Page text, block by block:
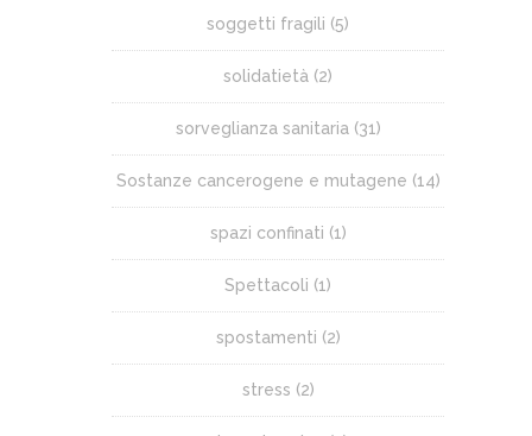
soggetti fragili (5)
solidatietà (2)
sorveglianza sanitaria (31)
Sostanze cancerogene e mutagene (14)
spazi confinati (1)
Spettacoli (1)
spostamenti (2)
stress (2)